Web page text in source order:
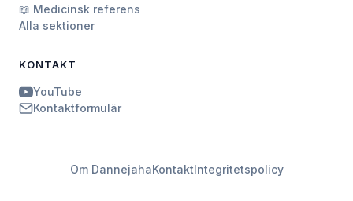
📖 Medicinsk referens
Alla sektioner
KONTAKT
YouTube
Kontaktformulär
Om DannejahaKontaktIntegritetspolicy